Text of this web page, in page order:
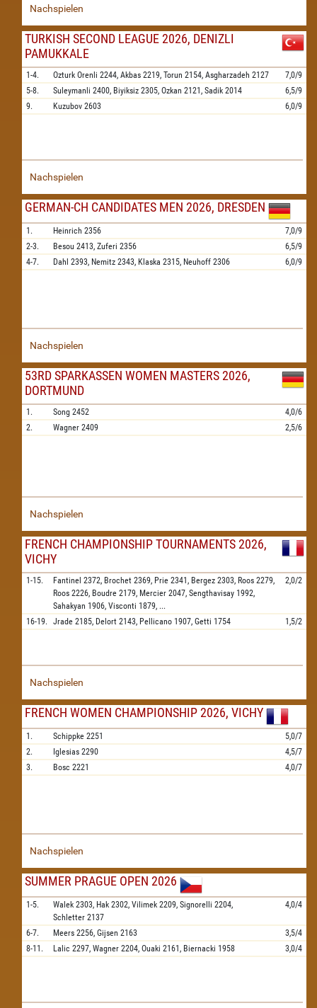
Nachspielen
TURKISH SECOND LEAGUE 2026, DENIZLI
PAMUKKALE
1-4. Ozturk Orenli 2244, Akbas 2219, Torun 2154, Asgharzadeh 2127
7,0/9
5-8.
Suleymanli 2400, Biyiksiz 2305, Ozkan 2121, Sadik 2014
6,5/9
9.
Kuzubov 2603 6,0/9
Nachspielen
GERMAN-CH CANDIDATES MEN 2026, DRESDEN
1. Heinrich 2356
7,0/9
2-3.
Besou 2413, Zuferi 2356
6,5/9
4-7.
Dahl 2393, Nemitz 2343, Klaska 2315, Neuhoff 2306 6,0/9
Nachspielen
53RD SPARKASSEN WOMEN MASTERS 2026,
DORTMUND
1. Song 2452
4,0/6
2.
Wagner 2409 2,5/6
Nachspielen
FRENCH CHAMPIONSHIP TOURNAMENTS 2026,
VICHY
1-15. Fantinel 2372, Brochet 2369, Prie 2341, Bergez 2303, Roos 2279,
Roos 2226, Boudre 2179, Mercier 2047, Sengthavisay 1992,
Sahakyan 1906, Visconti 1879, ...
2,0/2
16-19. Jrade 2185, Delort 2143, Pellicano 1907, Getti 1754 1,5/2
Nachspielen
FRENCH WOMEN CHAMPIONSHIP 2026, VICHY
1. Schippke 2251
5,0/7
2.
Iglesias 2290
4,5/7
3.
Bosc 2221 4,0/7
Nachspielen
SUMMER PRAGUE OPEN 2026
1-5. Walek 2303, Hak 2302, Vilimek 2209, Signorelli 2204,
Schletter 2137
4,0/4
6-7. Meers 2256, Gijsen 2163
3,5/4
8-11.
Lalic 2297, Wagner 2204, Ouaki 2161, Biernacki 1958 3,0/4